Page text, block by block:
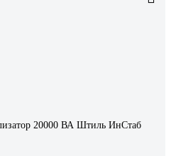
20000 ВА Штиль ИнСтаб